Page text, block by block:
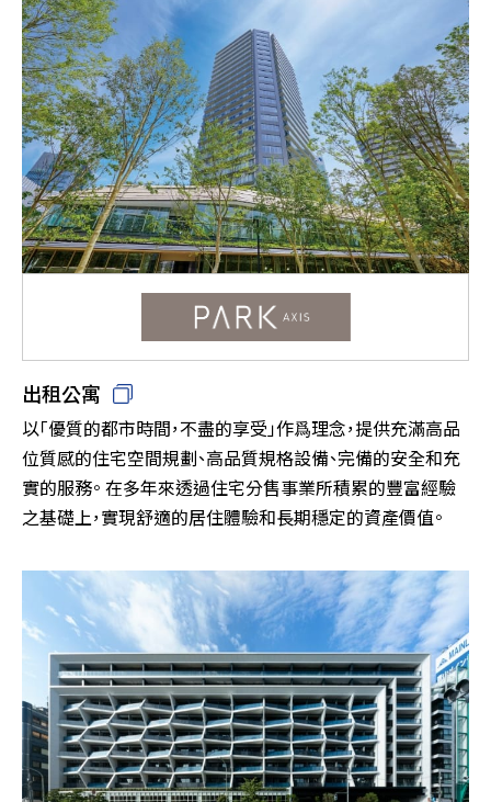
出租公寓
以「優質的都市時間，不盡的享受」作爲理念，提供充滿高品
位質感的住宅空間規劃、高品質規格設備、完備的安全和充
實的服務。 在多年來透過住宅分售事業所積累的豐富經驗
之基礎上，實現舒適的居住體驗和長期穩定的資產價值。